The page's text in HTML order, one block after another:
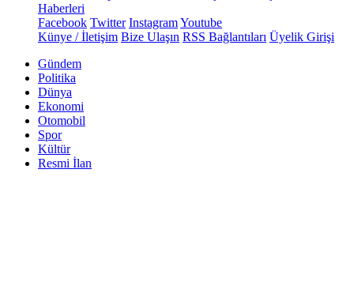
Haberleri
Facebook Twitter InstagramYoutube
Künye / İletişim Bize Ulaşın RSS Bağlantıları Üyelik Girişi
Gündem
Politika
Dünya
Ekonomi
Otomobil
Spor
Kültür
Resmi İlan